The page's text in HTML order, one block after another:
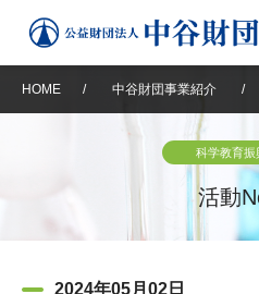
中谷財団
HOME / 中谷財団事業紹介 /
科学教育振
活動
2024年05月02日